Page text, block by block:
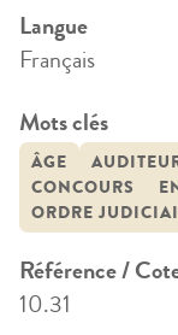
Langue
Français
Mots clés
ÂGE
CONCOURS
ORDRE
Référence /
10.31